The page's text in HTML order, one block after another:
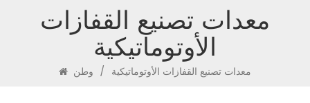
معدات تصنيع القفازات
الأوتوماتيكية
وطن / معدات تصنيع القفازات الأوتوماتيكية